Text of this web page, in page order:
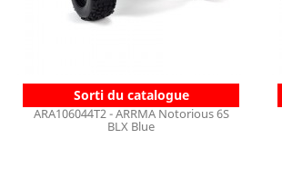
Sorti du catalogue
ARA106044T2 - ARRMA Notorious 6S
BLX Blue